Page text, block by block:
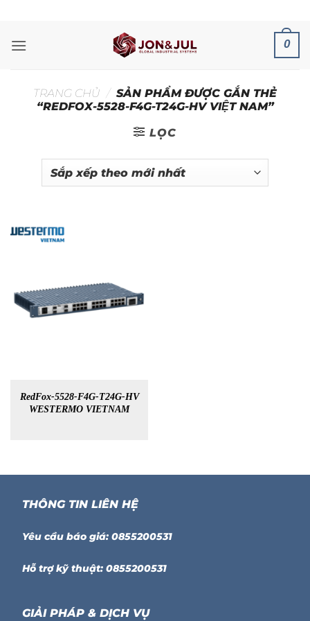
nội
0
TRANG CHỦ / SẢN PHẨM ĐƯỢC GẮN THẺ
“REDFOX-5528-F4G-T24G-HV VIỆT NAM”
LỌC
RedFox-5528-F4G-T24G-HV
WESTERMO VIETNAM
THÔNG TIN LIÊN HỆ
Yêu cầu báo giá: 0855200531
Hỗ trợ kỹ thuật: 0855200531
GIẢI PHÁP & DỊCH VỤ